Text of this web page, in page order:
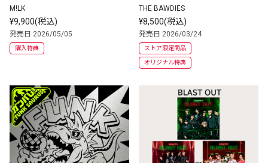
ンドセット商品 】M!L
K 11th Anniversary D
ay ～爆裂11時間生配
信～ | 「好きすぎて
滅！」集合アクリルス
M!LK
¥9,900(税込)
発売日 2026/05/05
購入特典
HOTOBOOK
THE BAWDIES
¥8,500(税込)
発売日 2026/03/24
ストア限定商品
オリジナル特典